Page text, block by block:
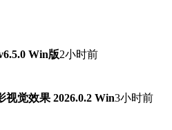
Win版2小时前
视觉效果 2026.0.2 Win3小时前